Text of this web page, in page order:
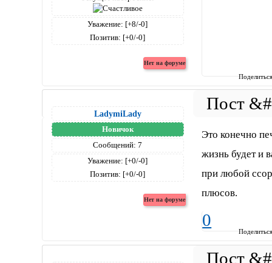
Уважение: [+8/-0]
Позитив: [+0/-0]
LadymiLady
Новичок
Сообщений: 7
Уважение: [+0/-0]
Позитив: [+0/-0]
Это конечно
жизнь будет и
при любой
плюсов.
0